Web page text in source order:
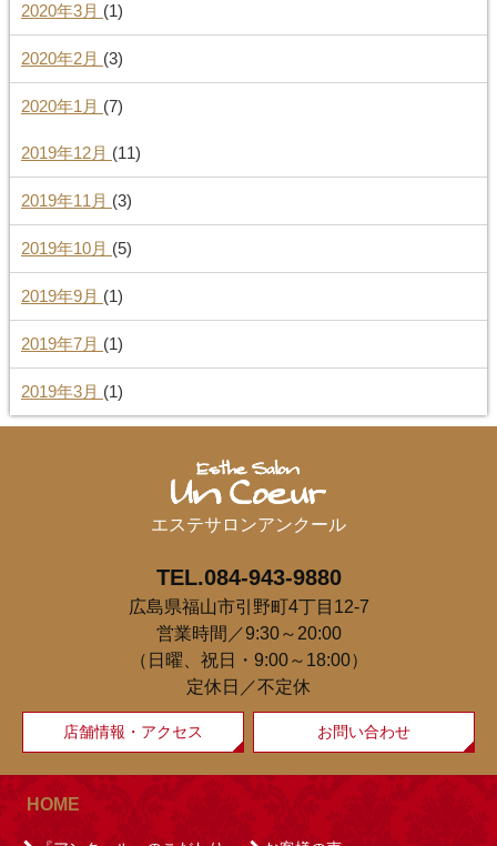
2020年3月 (1)
2020年2月 (3)
2020年1月 (7)
2019年12月 (11)
2019年11月 (3)
2019年10月 (5)
2019年9月 (1)
2019年7月 (1)
2019年3月 (1)
エステサロンアンクール
TEL.084-943-9880
広島県福山市引野町4丁目12-7
営業時間／9:30～20:00
（日曜、祝日・9:00～18:00）
定休日／不定休
店舗情報・アクセス お問い合わせ
HOME